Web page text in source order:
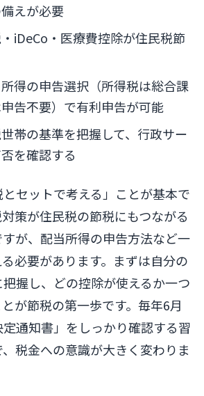
えが必要
iDeCo・医療費控除が住民税節
得の申告選択（所得税は総合課
告不要）で有利申告が可能
帯の基準を把握して、行政サー
を確認する
セットで考える」ことが基本で
策が住民税の節税にもつながる
が、配当所得の申告方法など一
必要があります。まずは自分の
握し、どの控除が使えるか一つ
が節税の第一歩です。毎年6月
通知書」をしっかり確認する習
税金への意識が大きく変わりま